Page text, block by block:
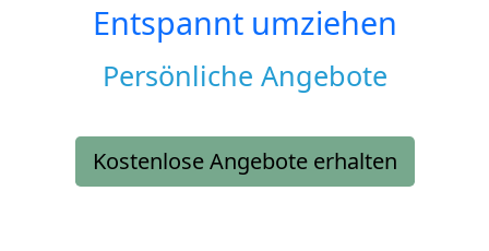
Entspannt umziehen
Persönliche Angebote
Kostenlose Angebote erhalten